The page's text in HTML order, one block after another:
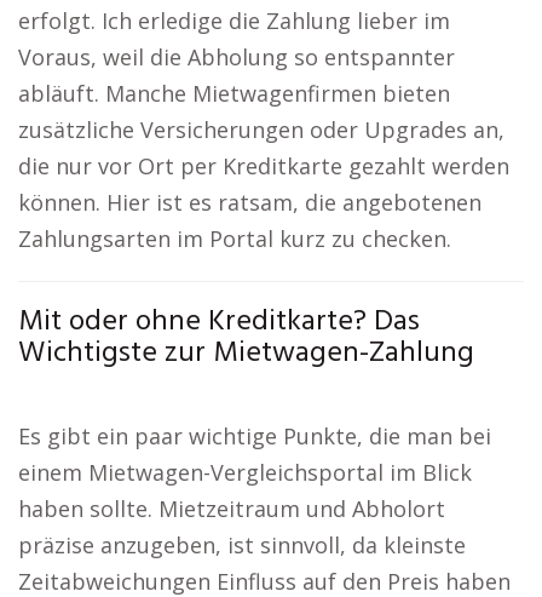
erfolgt. Ich erledige die Zahlung lieber im
Voraus, weil die Abholung so entspannter
abläuft. Manche Mietwagenfirmen bieten
zusätzliche Versicherungen oder Upgrades an,
die nur vor Ort per Kreditkarte gezahlt werden
können. Hier ist es ratsam, die angebotenen
Zahlungsarten im Portal kurz zu checken.
Mit oder ohne Kreditkarte? Das
Wichtigste zur Mietwagen-Zahlung
Es gibt ein paar wichtige Punkte, die man bei
einem Mietwagen-Vergleichsportal im Blick
haben sollte. Mietzeitraum und Abholort
präzise anzugeben, ist sinnvoll, da kleinste
Zeitabweichungen Einfluss auf den Preis haben